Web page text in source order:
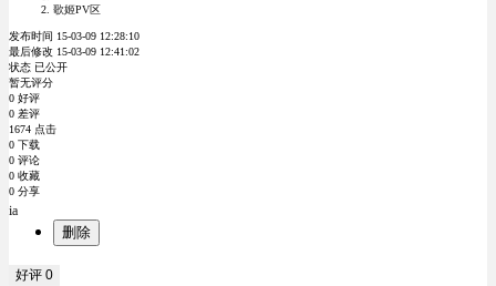
歌姬PV区
发布时间 15-03-09 12:28:10
最后修改 15-03-09 12:41:02
状态 已公开
暂无评分
0 好评
0 差评
1674 点击
0 下载
0 评论
0 收藏
0 分享
ia
删除
好评 0